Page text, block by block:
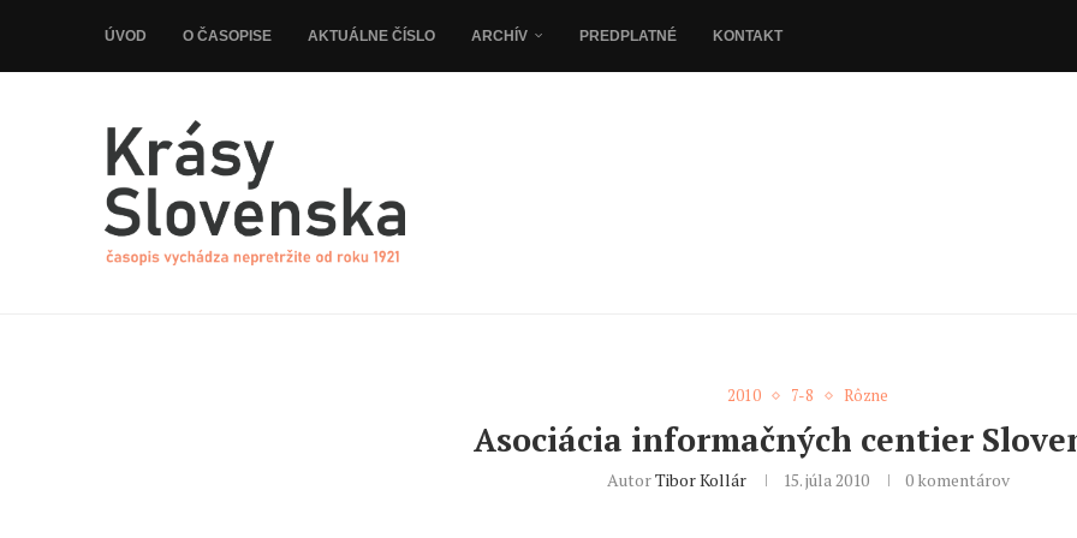
ÚVOD O ČASOPISE AKTUÁLNE ČÍSLO ARCHÍV PREDPLATNÉ KONTAKT
2010 7-8 Rôzne
Asociácia informačných centier
AutorTibor Kollár 15. júla 2010 0 komentárov